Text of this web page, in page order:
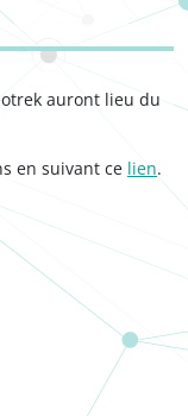
auront lieu du
en suivant ce lien.